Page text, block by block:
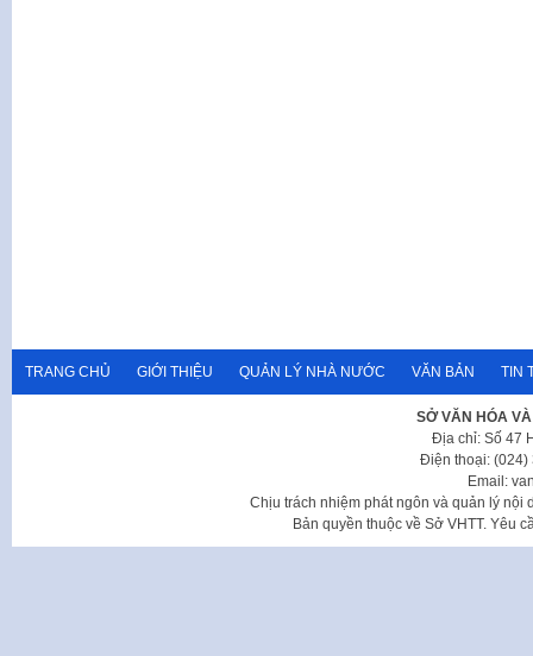
TRANG CHỦ GIỚI THIỆU QUẢN LÝ NHÀ NƯỚC VĂN BẢN TIN
SỞ VĂN HÓA
Địa chỉ: Số 47
Điện thoại: (024)
Email:
Chịu trách nhiệm phát ngôn và quản lý nội
Bản quyền thuộc về Sở VHTT. Yêu